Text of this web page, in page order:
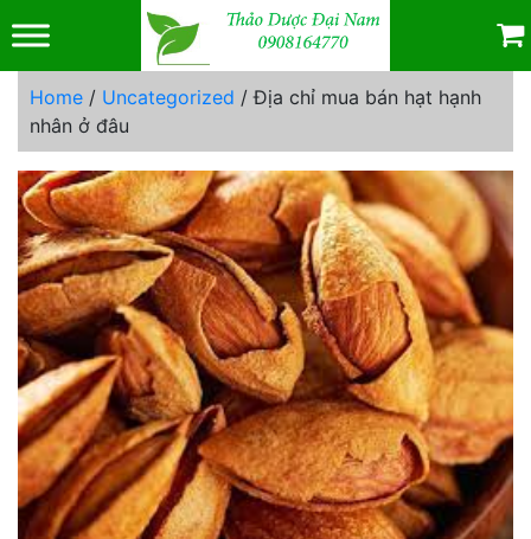
to
content
Home / Uncategorized / Địa chỉ mua bán hạt hạnh
nhân ở đâu